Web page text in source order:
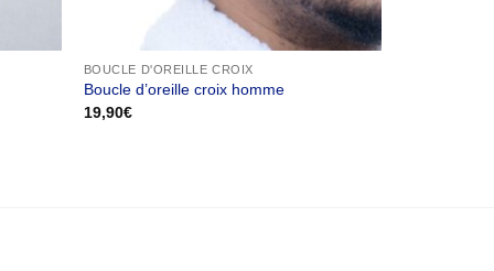
BOUCLE D'OREILLE CROIX
Boucle d’oreille croix homme
19,90€